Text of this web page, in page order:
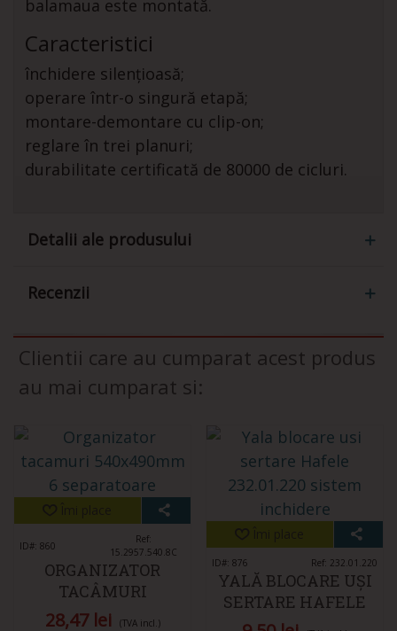
balamaua este montată.
Caracteristici
închidere silențioasă;
operare într-o singură etapă;
montare-demontare cu clip-on;
reglare în trei planuri;
durabilitate certificată de 80000 de cicluri.
Detalii ale produsului
Recenzii
Clientii care au cumparat acest produs
au mai cumparat si:
ID#: 860
Ref:
15.2957.540.8C
ORGANIZATOR
TACÂMURI
540X490MM 6
28,47 lei (TVA incl.)
ID#: 876 Ref: 232.01.220
YALĂ BLOCARE UȘI
SERTARE HAFELE